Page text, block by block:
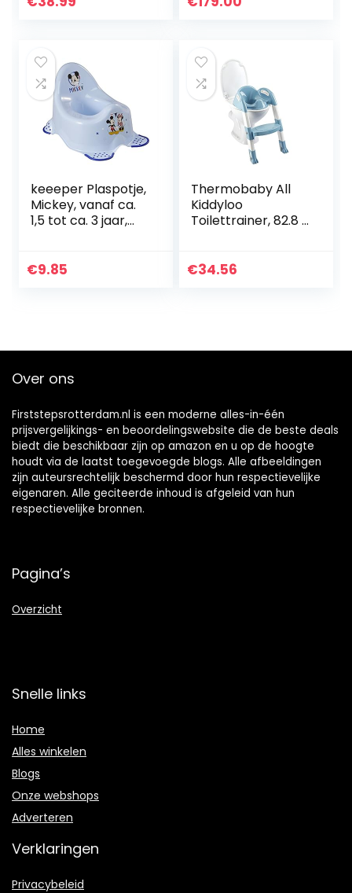
keeeper Plaspotje,
Mickey, vanaf ca.
1,5 tot ca. 3 jaar,
€9.85
Thermobaby All
Kiddyloo
Toilettrainer, 82.8 x
€34.56
Over ons
Firststepsrotterdam.nl is een moderne alles-in-één
prijsvergelijkings- en beoordelingswebsite die de beste deals
biedt die beschikbaar zijn op amazon en u op de hoogte
houdt via de laatst toegevoegde blogs. Alle afbeeldingen
zijn auteursrechtelijk beschermd door hun respectievelijke
eigenaren. Alle geciteerde inhoud is afgeleid van hun
respectievelijke bronnen.
Pagina’s
Overzicht
Snelle links
Home
Alles winkelen
Blogs
Onze webshops
Adverteren
Verklaringen
Privacybeleid